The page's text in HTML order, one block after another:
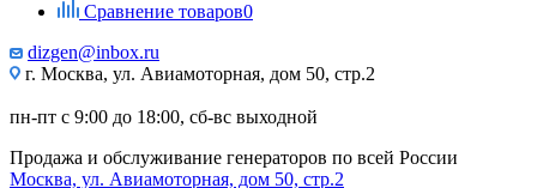
Сравнение товаров0
dizgen@inbox.ru
г. Москва, ул. Авиамоторная, дом 50, стр.2
пн-пт с 9:00 до 18:00, сб-вс выходной
Продажа и обслуживание генераторов по всей России
Москва, ул. Авиамоторная, дом 50, стр.2